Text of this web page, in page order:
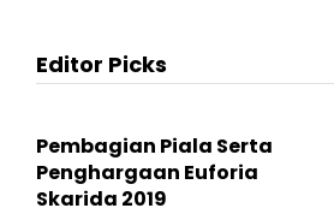
Editor Picks
Pembagian Piala Serta
Penghargaan Euforia
Skarida 2019